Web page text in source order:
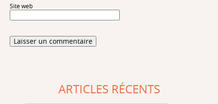
Site web
ARTICLES RÉCENTS